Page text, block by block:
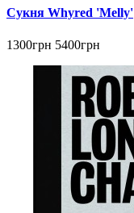
Сукня Whyred 'Melly'
1300грн 5400грн